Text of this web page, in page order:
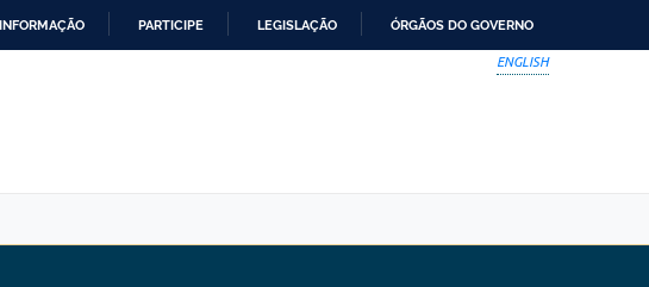
PARTICIPE LEGISLAÇÃO ÓRGÃOS DO GOVERNO
ENGLISH